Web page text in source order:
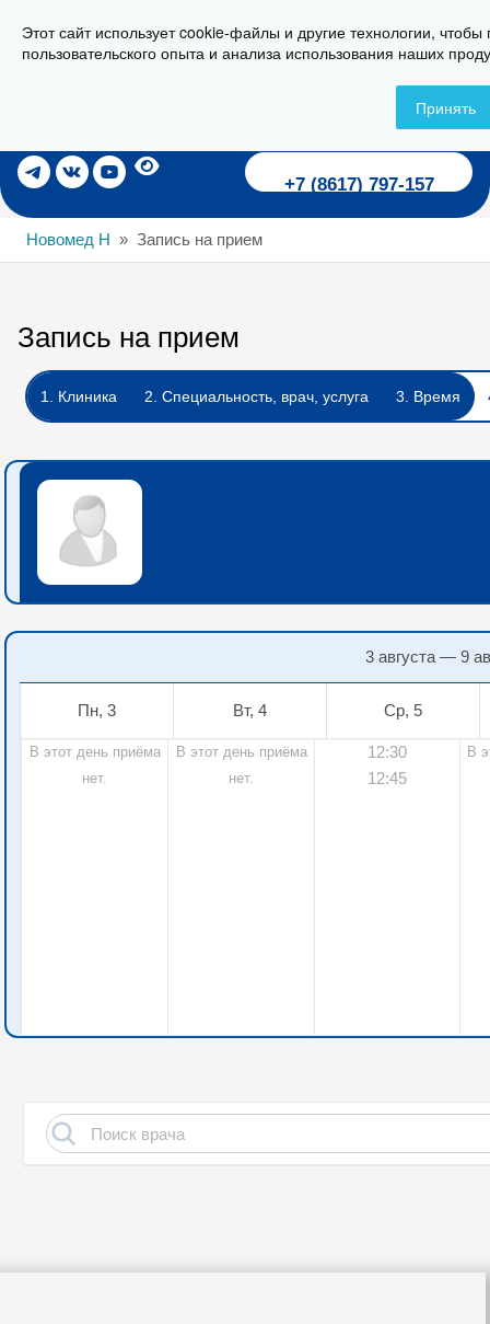
Этот сайт использует cookie-файлы и другие технологии,
пользовательского опыта и анализа использования наших
Принять
г. Новороссийск, ул. Пионерская, 23
Записаться на прием
+7 (8617) 797-157
Новомед Н Запись на прием
Запись на прием
1. Клиника 2. Специальность, врач, услуга 3. Время
3 августа — 9
Пн, 3 Вт, 4 Ср, 5
В этот день приёма
нет.
В этот день приёма
нет.
12:30
12:45
В